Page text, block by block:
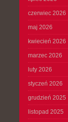
czerwiec 2026
maj 2026
kwiecień 2026
marzec 2026
luty 2026
styczeń 2026
grudzień 2025
listopad 2025